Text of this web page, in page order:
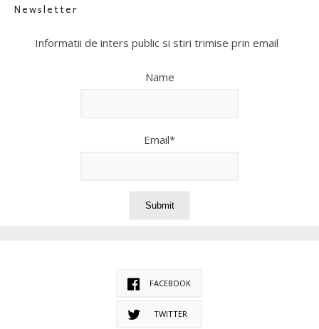
Newsletter
Informatii de inters public si stiri trimise prin email
Name
Email*
FACEBOOK
TWITTER